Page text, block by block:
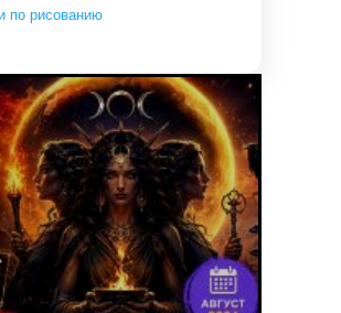
по рисованию